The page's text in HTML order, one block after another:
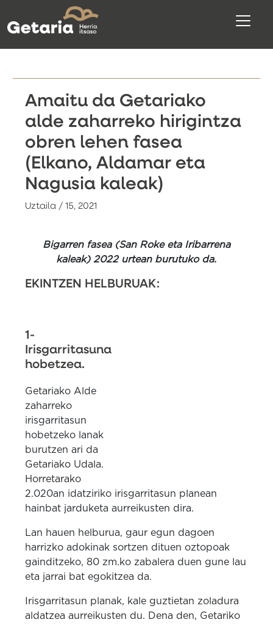
Amaitu da Getariako
alde zaharreko hirigintza
obren lehen fasea
(Elkano, Aldamar eta
Nagusia kaleak)
Uztaila / 15, 2021
Bigarren fasea (San Roke eta Iribarrena
kaleak) 2022 urtean burutuko da.
EKINTZEN HELBURUAK:
1-
Irisgarritasuna
hobetzea.
Getariako Alde
zaharreko
irisgarritasun
hobetzeko lanak
burutzen ari da
Getariako Udala.
Horretarako
2.020an idatziriko irisgarritasun planean
hainbat jarduketa aurreikusten dira.
Lan hauen helburua, gaur egun dagoen
harrizko adokinak sortzen dituen oztopoak
gainditzeko, 80 zm.ko zabalera duen gune lau
eta jarrai bat egokitzea da.
Irisgarritasun planak, kale guztietan zoladura
aldatzea aurreikusten du. Dena den, Getariko